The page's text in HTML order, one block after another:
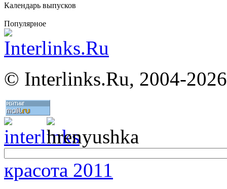
Календарь выпусков
Популярное
© Interlinks.Ru, 2004-2026
красота 2011